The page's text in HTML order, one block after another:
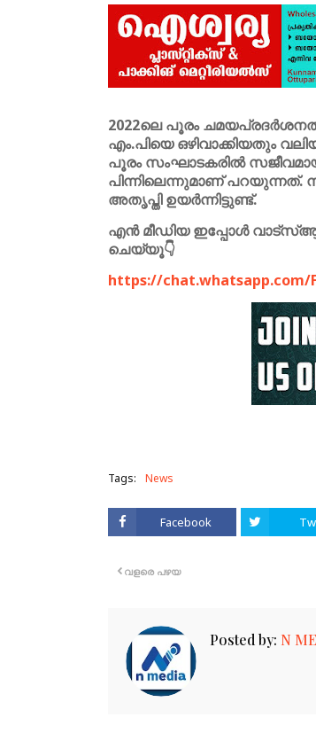
2022ലെ പൂരം
എം.പിയെ ഒഴിവാക്കിയതും
പൂരം സംഘാടകരിൽ
പിന്നിലെന്നുമാണ് പറയുന്നത്.
അതൃപ്തി ഉയർന്നിട്ടുണ്ട്.
എൻ മീഡിയ ഇപ്പോൾ
ചെയ്യൂ👇
https://chat.whatsapp.com/
Tags: News
Facebook
വളരെ പഴയ
Posted by: N